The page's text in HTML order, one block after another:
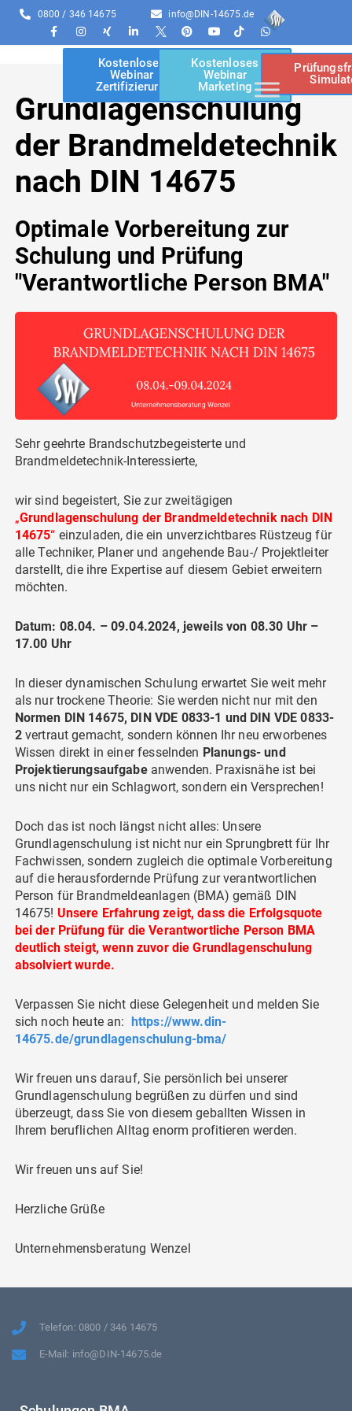
0800 / 346 14675 info@DIN-14675.de
Kostenloses
Webinar
Zertifizierung
Kostenloses
Webinar
Marketing
Grundlagenschulung
der Brandmeldetechnik
nach DIN 14675
Optimale Vorbereitung zur
Schulung und Prüfung
"Verantwortliche Person BMA"
Sehr geehrte Brandschutzbegeisterte und
Brandmeldetechnik-Interessierte,
wir sind begeistert, Sie zur zweitägigen
„Grundlagenschulung der Brandmeldetechnik nach DIN
14675“ einzuladen, die ein unverzichtbares Rüstzeug für
alle Techniker, Planer und angehende Bau-/ Projektleiter
darstellt, die ihre Expertise auf diesem Gebiet erweitern
möchten.
Datum: 08.04. – 09.04.2024, jeweils von 08.30 Uhr –
17.00 Uhr
In dieser dynamischen Schulung erwartet Sie weit mehr
als nur trockene Theorie: Sie werden nicht nur mit den
Normen DIN 14675, DIN VDE 0833-1 und DIN VDE 0833-
2 vertraut gemacht, sondern können Ihr neu erworbenes
Wissen direkt in einer fesselnden Planungs- und
Projektierungsaufgabeanwenden. Praxisnähe ist bei
uns nicht nur ein Schlagwort, sondern ein Versprechen!
Doch das ist noch längst nicht alles: Unsere
Grundlagenschulung ist nicht nur ein Sprungbrett für Ihr
Fachwissen, sondern zugleich die optimale Vorbereitung
auf die herausfordernde Prüfung zur verantwortlichen
Person für Brandmeldeanlagen (BMA) gemäß DIN
14675! Unsere Erfahrung zeigt, dass die Erfolgsquote
bei der Prüfung für die Verantwortliche Person BMA
deutlich steigt, wenn zuvor die Grundlagenschulung
absolviert wurde.
Verpassen Sie nicht diese Gelegenheit und melden Sie
sich noch heute an: https://www.din-
14675.de/grundlagenschulung-bma/
Wir freuen uns darauf, Sie persönlich bei unserer
Grundlagenschulung begrüßen zu dürfen und sind
überzeugt, dass Sie von diesem geballten Wissen in
Ihrem beruflichen Alltag enorm profitieren werden.
Wir freuen uns auf Sie!
Herzliche Grüße
Unternehmensberatung Wenzel
Telefon: 0800 / 346 14675
E-Mail: info@DIN-14675.de